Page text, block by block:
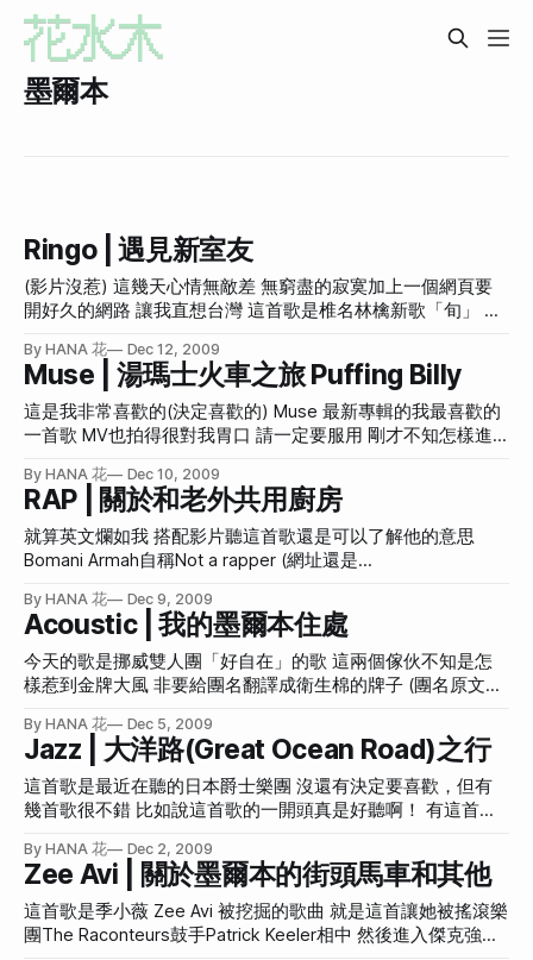
墨爾本
Ringo | 遇見新室友
(影片沒惹) 這幾天心情無敵差 無窮盡的寂寞加上一個網頁要
開好久的網路 讓我直想台灣 這首歌是椎名林檎新歌「旬」 很
聽 然後情緒寫進歌曲裡面，之後每次聽都會喚起同樣感受 新
舊交錯的情緒化讓人欲罷不能 所以椎名林檎(代號是Ringo)出
現的時候 通常我都是情緒化，需要安慰的 (喵~) 昨天回到凱恩
斯(Cairns) 一下飛機就聞到很濃的海味 上個月到澳洲中央的沙
拿起一個月沒用的吹風機了 真不知該高興還難過 回到凱恩斯
一個月前住的地方 室友已經換了，算來算去已經換過五次室
友了 一開始來澳洲的時候 都很期待室友是外國人，可以學不
同語言文化 {基於學習心態}的室友語系理想順序：英文→日文
→法文→其他 如果都來到澳洲了還跟台灣人住一起 那好像跟
在台灣沒兩樣了 所以第一次室友搬出去之後我就暗示房東請
他不要找講中文的 房東也頗為配合地給我找了韓國人… n n
{democracy:50}後來慢慢開始厭倦老外的無聊喧嘩和虛偽
By HANA 花 Dec 12, 2009
Muse | 湯瑪士火車之旅 Puffing Billy
這是我非常喜歡的(決定喜歡的) Muse 最新專輯的我最喜歡的
一首歌 MV也拍得很對我胃口 請一定要服用 剛才不知怎樣進
中柱約一公分的切口，將適當的鼻模型緊貼著鼻骨置入」 原
來鼻樑不夠高挺的，就是病人 (驚) 回標題 上星期日本來要去
Puffing Billy 但因為沒做功課而失敗 (見此文) 三天前又去一
次，總算是成功了 Puffing Billy是澳洲僅存的蒸氣火車，已完
Puffing Billy火車，我搭了一整天火車才到達 就像搭自強號到
阿里山搭小火車，再搭自強號回家，一天來回這樣 想來真是
莫名其妙 觀光這檔事真是全世界最詭譎難解的行業 這是出發
前小男孩的期待 我身為職業的觀光客 (最好是啦) 雖不容易融
入人群，但學樣子倒是很會的 搭這個火車一定要把腳伸出去
火車一開之後 大家把頭、手、腳都伸出去了 嗨的不得了，就
像狂歡一樣 經過平交道的時候碰到路人 觀光客們一定大喊 hi~
然後猛揮
By HANA 花 Dec 10, 2009
RAP | 關於和老外共用廚房
就算英文爛如我 搭配影片聽這首歌還是可以了解他的意思
Bomani Armah自稱Not a rapper (網址還是
天就是墨爾本最後一天 應該永遠不會回來這個住了一個月的
地方了吧 想起來就混感傷啊 這棟房子有九間房間共12個人 有
來自英國、法國、非洲、阿拉伯和澳洲當地人 因為廚房是共
用的 我又天天開伙 所以跟室友們最好的交流時間就是在廚房
丟台灣的臉 每次有老外在旁邊做勢想看我在煮啥 我都壓力十
足 滿腦子想著要為國爭光 讓全世界人都知道台灣的美食 是多
摸地好吃 是多摸地美味 為了祖國本花可是拼了老命擠出一些
名堂來煮 像是宮保雞丁、炒羊肉、四物雞湯、麻婆豆腐等等
有天有個沙烏地阿拉伯人跟我說 「我很想跟妳請教幾道菜」
讓我整個汗顏 我來澳洲之前根本不太煮飯 完全是半路出家 每
天煮飯之前猛Google 說要跟我請教台灣菜怎麼煮實在是太太
不敢當啊 在我滿腦迴腸，苦思過後 終於
By HANA 花 Dec 9, 2009
Acoustic | 我的墨爾本住處
今天的歌是挪威雙人團「好自在」的歌 這兩個傢伙不知是怎
樣惹到金牌大風 非要給團名翻譯成衛生棉的牌子 (團名原文是
的衛生棉牌子 (專輯原文是「依賴宣言」Declaration Of
Dependence 我承認和靠得住「溫柔宣言」系列很像，但也不
用這樣吧)好自在樂團 《靠得住》 這不是惡搞是啥？ 這團名
這專輯名應該是Punk Rock青春校園搞笑樂團啊 有沒有人可以
會回來了) 搬來墨爾本後，最痛苦就是早上都會很想尿尿上廁
所 我的住所房間在二樓 廁所在一樓 (這間廁所是我這房專用
的，規劃很怪) 廁所離房間很遠，要長途跋涉才能一解尿意 多
遠呢？首先是打開房門通過這個走廊 到達玄關走樓梯下去 這
個樓梯每次都會讓我聯想到大法師 (順帶一題 找照片時還找到
By HANA 花 Dec 5, 2009
Jazz | 大洋路(Great Ocean Road)之行
這首歌是最近在聽的日本爵士樂團 沒還有決定要喜歡，但有
幾首歌很不錯 比如說這首歌的一開頭真是好聽啊！ 有這首歌
又參加一個觀光團 (也是最後一個了 接下來就要打包回家 所以
特別珍惜啊) 不過這種觀光團我也有點受夠了 今天的和上次看
企鵝類似 一天之內直衝300公里外的景點 拍個照尿個尿 再衝
回來 就好像一大早從台北出發，走北宜公路經過九彎十八拐
By HANA 花 Dec 2, 2009
Zee Avi | 關於墨爾本的街頭馬車和其他
這首歌是季小薇 Zee Avi 被挖掘的歌曲 就是這首讓她被搖滾樂
團The Raconteurs鼓手Patrick Keeler相中 然後進入傑克強森